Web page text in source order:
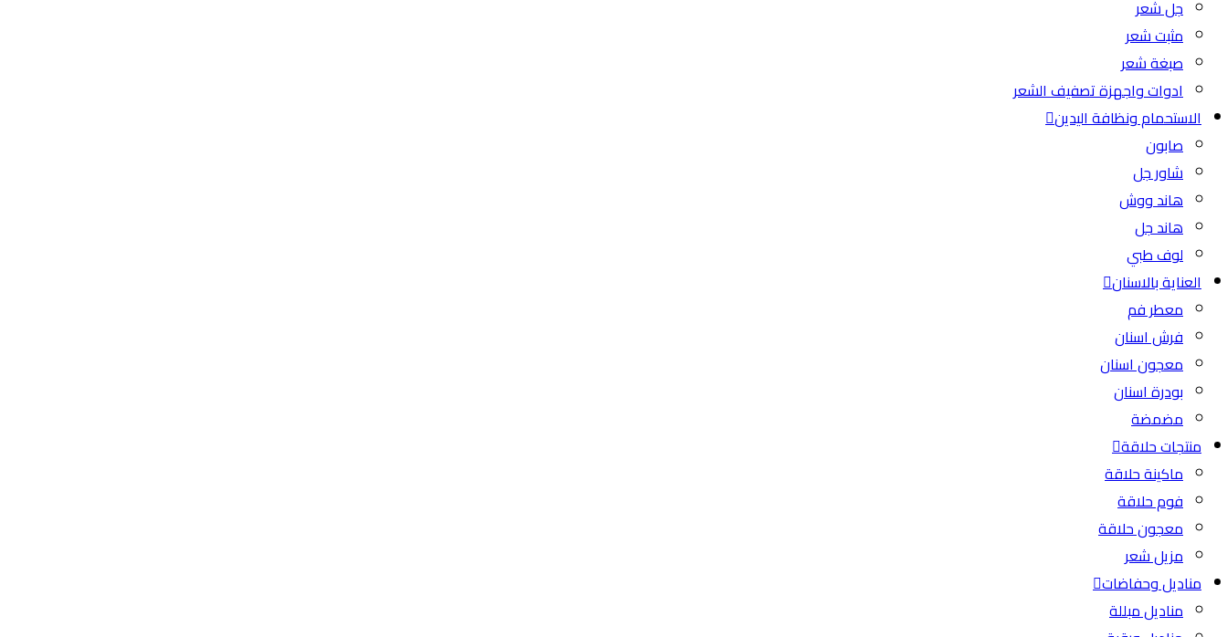
جل شعر
مثبت شعر
صبغة شعر
ادوات واجهزة تصفيف الشعر
الاستحمام ونظافة اليدين
صابون
شاور جل
هاند ووش
هاند جل
لوف طبي
العناية بالاسنان
معطر فم
فرش اسنان
معجون اسنان
بودرة اسنان
مضمضة
منتجات حلاقة
ماكينة حلاقة
فوم حلاقة
معجون حلاقة
مزيل شعر
مناديل وحفاضات
مناديل مبللة